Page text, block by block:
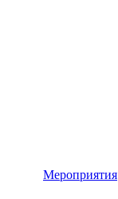
Мероприятия